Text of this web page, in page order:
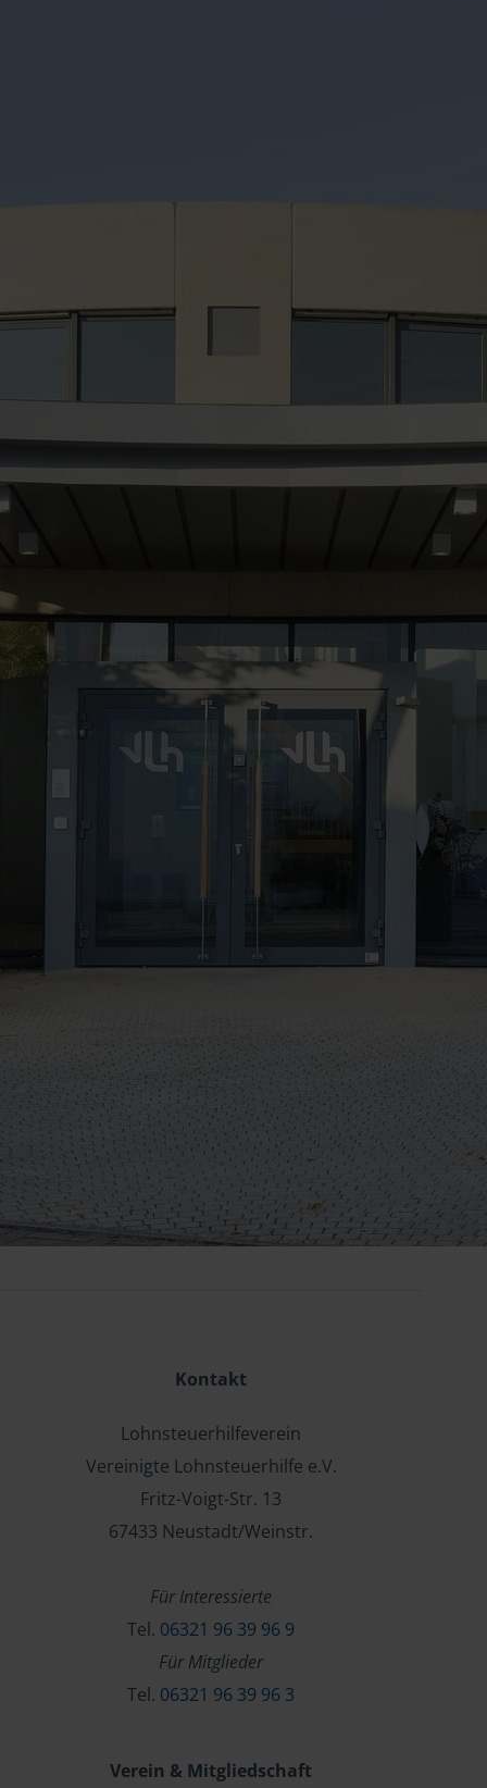
Kontakt
Lohnsteuerhilfeverein
Vereinigte Lohnsteuerhilfe e.V.
Fritz-Voigt-Str. 13
67433 Neustadt/Weinstr.
Für Interessierte
Tel. 06321 96 39 96 9
Für Mitglieder
Tel. 06321 96 39 96 3
Verein & Mitgliedschaft